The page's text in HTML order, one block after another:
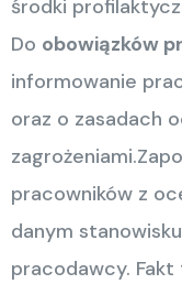
środki
Do obowiązków
informowanie
oraz o zasadach
pracowników z
danym
pracodawcy.